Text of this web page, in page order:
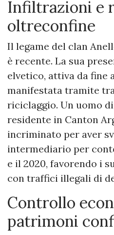
Infiltrazioni e
oltreconfine
Il legame del clan
è recente. La sua
elvetico, attiva da fine
manifestata tramite
riciclaggio. Un uomo
residente in Canton
incriminato per aver
intermediario per
e il 2020, favorendo i
con traffici illegali di
Controllo
patrimoni